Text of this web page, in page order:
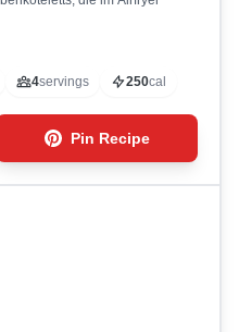
4servings 250cal
Pin Recipe